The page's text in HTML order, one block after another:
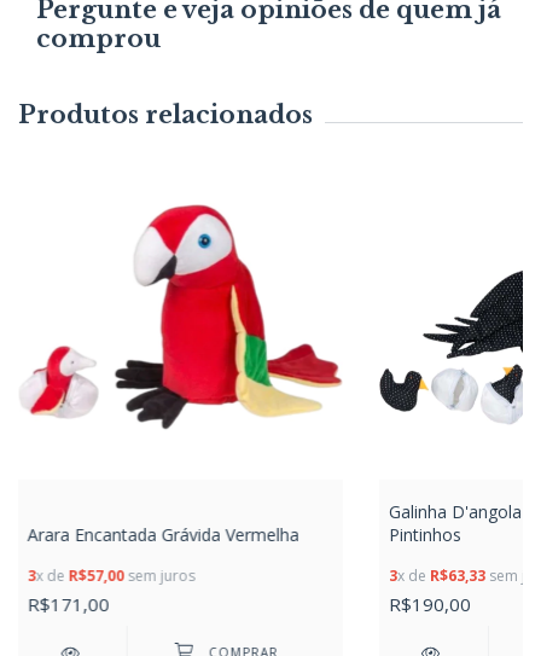
Pergunte e veja opiniões de quem já
comprou
Produtos relacionados
Arara Encantada Grávida Vermelha
3x de R$57,00sem juros
R$171,00
Galinha D'angola
Pintinhos
3x de R$63,33sem
R$190,00